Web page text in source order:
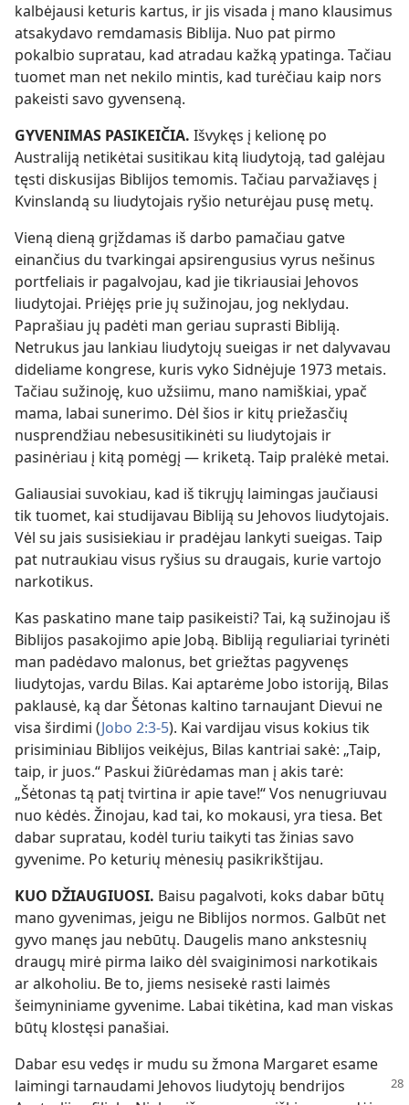
kalbėjausi keturis kartus, ir jis visada į mano klausimus
atsakydavo remdamasis Biblija. Nuo pat pirmo
pokalbio supratau, kad atradau kažką ypatinga. Tačiau
tuomet man net nekilo mintis, kad turėčiau kaip nors
pakeisti savo gyvenseną.
GYVENIMAS PASIKEIČIA. Išvykęs į kelionę po
Australiją netikėtai susitikau kitą liudytoją, tad galėjau
tęsti diskusijas Biblijos temomis. Tačiau parvažiavęs į
Kvinslandą su liudytojais ryšio neturėjau pusę metų.
Vieną dieną grįždamas iš darbo pamačiau gatve
einančius du tvarkingai apsirengusius vyrus nešinus
portfeliais ir pagalvojau, kad jie tikriausiai Jehovos
liudytojai. Priėjęs prie jų sužinojau, jog neklydau.
Paprašiau jų padėti man geriau suprasti Bibliją.
Netrukus jau lankiau liudytojų sueigas ir net dalyvavau
dideliame kongrese, kuris vyko Sidnėjuje 1973 metais.
Tačiau sužinoję, kuo užsiimu, mano namiškiai, ypač
mama, labai sunerimo. Dėl šios ir kitų priežasčių
nusprendžiau nebesusitikinėti su liudytojais ir
pasinėriau į kitą pomėgį — kriketą. Taip pralėkė metai.
Galiausiai suvokiau, kad iš tikrųjų laimingas jaučiausi
tik tuomet, kai studijavau Bibliją su Jehovos liudytojais.
Vėl su jais susisiekiau ir pradėjau lankyti sueigas. Taip
pat nutraukiau visus ryšius su draugais, kurie vartojo
narkotikus.
Kas paskatino mane taip pasikeisti? Tai, ką sužinojau iš
Biblijos pasakojimo apie Jobą. Bibliją reguliariai tyrinėti
man padėdavo malonus, bet griežtas pagyvenęs
liudytojas, vardu Bilas. Kai aptarėme Jobo istoriją, Bilas
paklausė, ką dar Šėtonas kaltino tarnaujant Dievui ne
visa širdimi (Jobo 2:3-5). Kai vardijau visus kokius tik
prisiminiau Biblijos veikėjus, Bilas kantriai sakė: „Taip,
taip, ir juos.“ Paskui žiūrėdamas man į akis tarė:
„Šėtonas tą patį tvirtina ir apie tave!“ Vos nenugriuvau
nuo kėdės. Žinojau, kad tai, ko mokausi, yra tiesa. Bet
dabar supratau, kodėl turiu taikyti tas žinias savo
gyvenime. Po keturių mėnesių pasikrikštijau.
KUO DŽIAUGIUOSI. Baisu pagalvoti, koks dabar būtų
mano gyvenimas, jeigu ne Biblijos normos. Galbūt net
gyvo manęs jau nebūtų. Daugelis mano ankstesnių
draugų mirė pirma laiko dėl svaiginimosi narkotikais
ar alkoholiu. Be to, jiems nesisekė rasti laimės
šeimyniniame gyvenime. Labai tikėtina, kad man viskas
būtų klostęsi panašiai.
Dabar esu vedęs ir mudu su žmona Margaret esame
laimingi tarnaudami Jehovos liudytojų bendrijos